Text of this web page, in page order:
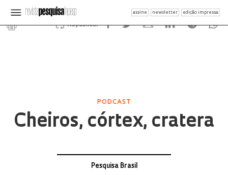
assine newsletter edição impressa
Republicar
PODCAST
Cheiros, córtex, cratera
Pesquisa Brasil